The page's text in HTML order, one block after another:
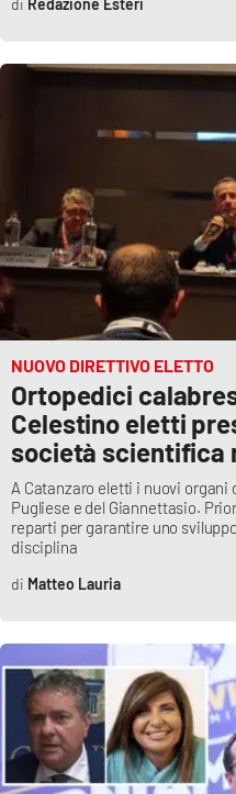
Eventi
LAC
NETWORK
Lacplay.it
Lactv.it
Laconair.it
Lacapitalenews.it
Ilreggino.it
Cosenzachannel.it
Ilvibonese.it
Catanzarochannel.it
NUOVO DIRETTIVO ELETTO
Ortopedici
Celestino eletti
società scientifica
A Catanzaro eletti i nuovi
Pugliese e del Giannettasio.
reparti per garantire uno
disciplina
Matteo Lauria